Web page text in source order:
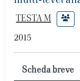
TESTA M
2015
Scheda breve